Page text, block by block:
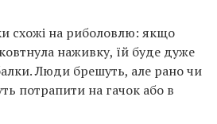
схожі на риболовлю: якщо
наживку, їй буде дуже
Люди брешуть, але рано чи
потрапити на гачок або в